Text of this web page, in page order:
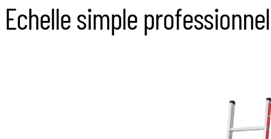
Echelle simple